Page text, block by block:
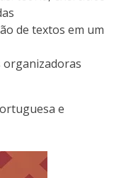
de textos em um
organizadoras
e